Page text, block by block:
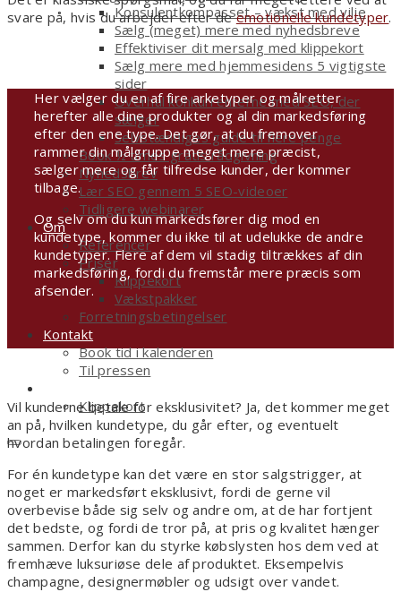
Konsulentkompasset – vækst med vilje
Sælg (meget) mere med nyhedsbreve
Effektiviser dit mersalg med klippekort
Sælg mere med hjemmesidens 5 vigtigste
sider
Overhal konkurrenterne med SEO, der
sælger
Selvstændiges guide til flere penge
Book ½ times gratis rådgivning
Nyhedsbrev
Lær SEO gennem 5 SEO-videoer
Tidligere webinarer
Om
Referencer
Priser
Klippekort
Vækstpakker
Forretningsbetingelser
Kontakt
Book tid i kalenderen
Til pressen
Klippekort
svare på, hvis du arbejder efter deemotionelle kundetyper.
Her vælger du en af fire arketyper og målretter
herefter alle dine produkter og al din markedsføring
efter den ene type. Det gør, at du fremover
rammer din målgruppe meget mere præcist,
sælger mere og får tilfredse kunder, der kommer
tilbage.
Og selv om du kun markedsfører dig mod en
kundetype, kommer du ikke til at udelukke de andre
kundetyper. Flere af dem vil stadig tiltrækkes af din
markedsføring, fordi du fremstår mere præcis som
afsender.
Vil kunderne betale for eksklusivitet? Ja, det kommer meget
an på, hvilken kundetype, du går efter, og eventuelt
hvordan betalingen foregår.
For én kundetype kan det være en stor salgstrigger, at
noget er markedsført eksklusivt, fordi de gerne vil
overbevise både sig selv og andre om, at de har fortjent
det bedste, og fordi de tror på, at pris og kvalitet hænger
sammen. Derfor kan du styrke købslysten hos dem ved at
fremhæve luksuriøse dele af produktet. Eksempelvis
champagne, designermøbler og udsigt over vandet.